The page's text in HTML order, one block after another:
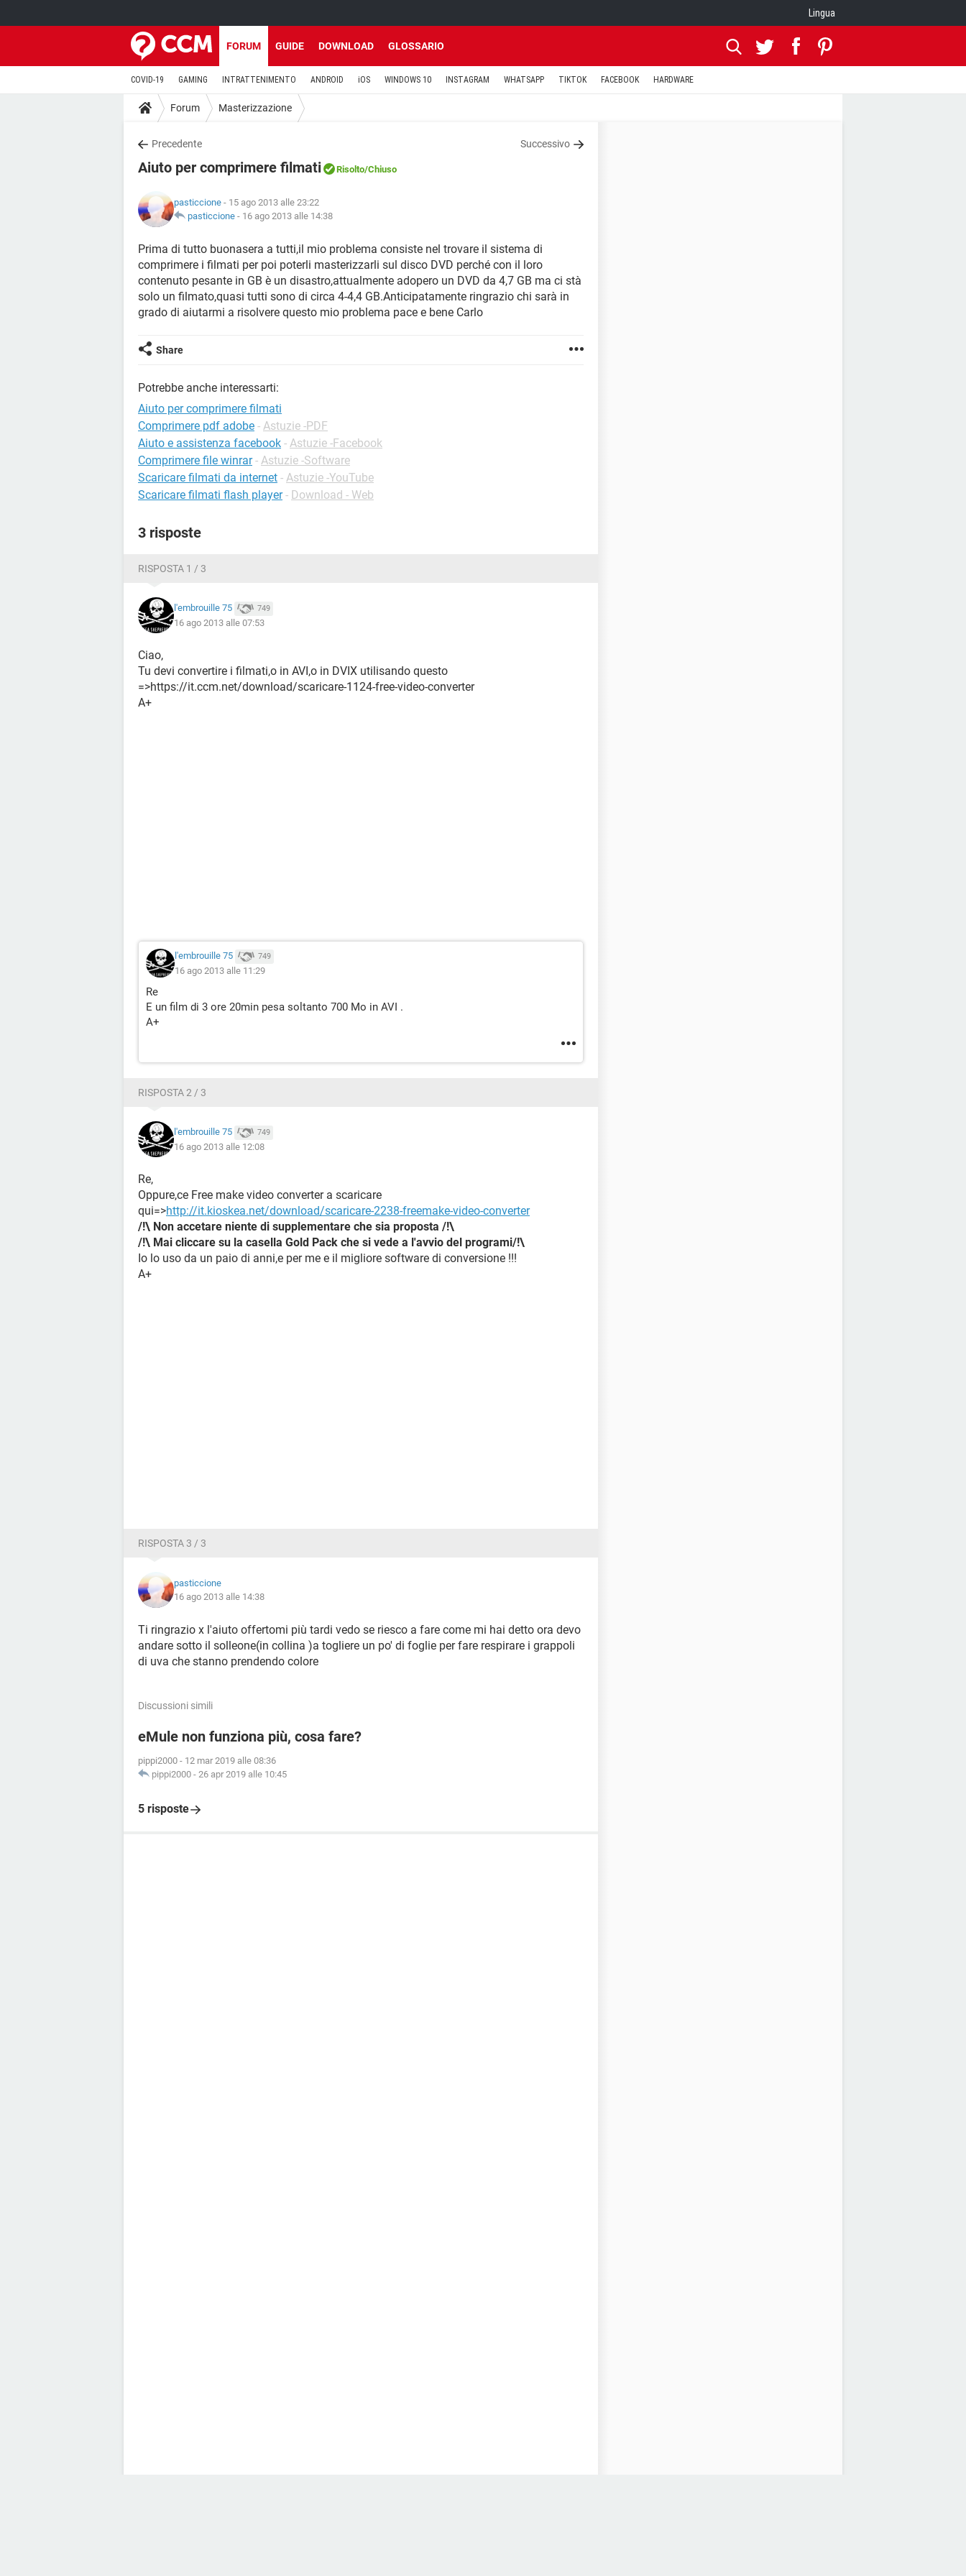
Lingua
FORUM GUIDE DOWNLOAD GLOSSARIO
COVID-19 GAMING INTRATTENIMENTO ANDROID iOS WINDOWS 10 INSTAGRAM WHATSAPP TIKTOK FACEBOOK HARDWARE
Forum Masterizzazione
Precedente Successivo
Aiuto per comprimere filmati Risolto/Chiuso
pasticcione - 15 ago 2013 alle 23:22
pasticcione - 16 ago 2013 alle 14:38
Prima di tutto buonasera a tutti,il mio problema consiste nel trovare il sistema di
comprimere i filmati per poi poterli masterizzarli sul disco DVD perché con il loro
contenuto pesante in GB è un disastro,attualmente adopero un DVD da 4,7 GB ma ci stà
solo un filmato,quasi tutti sono di circa 4-4,4 GB.Anticipatamente ringrazio chi sarà in
grado di aiutarmi a risolvere questo mio problema pace e bene Carlo
Share
Potrebbe anche interessarti:
Aiuto per comprimere filmati
Comprimere pdf adobe - Astuzie -PDF
Aiuto e assistenza facebook - Astuzie -Facebook
Comprimere file winrar - Astuzie -Software
Scaricare filmati da internet - Astuzie -YouTube
Scaricare filmati flash player - Download - Web
3 risposte
RISPOSTA 1 / 3
l'embrouille 75 749
16 ago 2013 alle 07:53
Ciao,
Tu devi convertire i filmati,o in AVI,o in DVIX utilisando questo
=>https://it.ccm.net/download/scaricare-1124-free-video-converter
A+
l'embrouille 75 749
16 ago 2013 alle 11:29
Re
E un film di 3 ore 20min pesa soltanto 700 Mo in AVI .
A+
RISPOSTA 2 / 3
l'embrouille 75 749
16 ago 2013 alle 12:08
Re,
Oppure,ce Free make video converter a scaricare
qui=>http://it.kioskea.net/download/scaricare-2238-freemake-video-converter
/!\ Non accetare niente di supplementare che sia proposta /!\
/!\ Mai cliccare su la casella Gold Pack che si vede a l'avvio del programi/!\
Io lo uso da un paio di anni,e per me e il migliore software di conversione !!!
A+
RISPOSTA 3 / 3
pasticcione
16 ago 2013 alle 14:38
Ti ringrazio x l'aiuto offertomi più tardi vedo se riesco a fare come mi hai detto ora devo
andare sotto il solleone(in collina )a togliere un po' di foglie per fare respirare i grappoli
di uva che stanno prendendo colore
Discussioni simili
eMule non funziona più, cosa fare?
pippi2000 - 12 mar 2019 alle 08:36
pippi2000 - 26 apr 2019 alle 10:45
5 risposte